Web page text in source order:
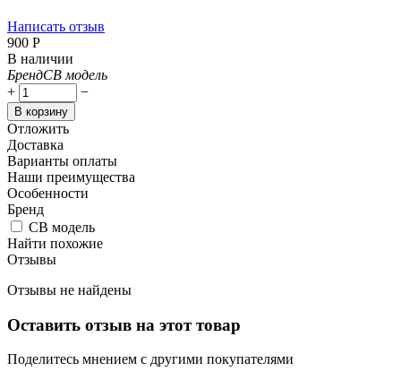
Написать отзыв
‍900‍ Р
В наличии
БрендСВ модель
+
−
В корзину
Отложить
Доставка
Варианты оплаты
Наши преимущества
Особенности
Бренд
СВ модель
Найти похожие
Отзывы
Отзывы не найдены
Оставить отзыв на этот товар
Поделитесь мнением с другими покупателями